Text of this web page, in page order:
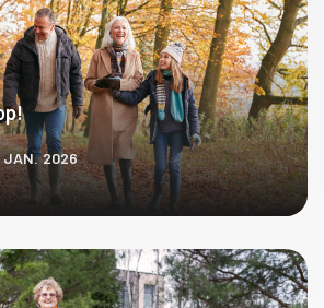
JAN. 2026
ONTDEK MEER